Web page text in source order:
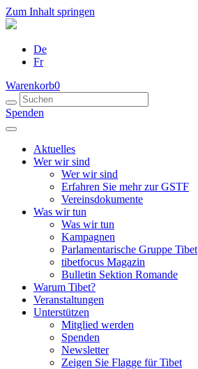
Zum Inhalt springen
De
Fr
Warenkorb0
Spenden
Aktuelles
Wer wir sind
Wer wir sind
Erfahren Sie mehr zur GSTF
Vereinsdokumente
Was wir tun
Was wir tun
Kampagnen
Parlamentarische Gruppe Tibet
tibetfocus Magazin
Bulletin Sektion Romande
Warum Tibet?
Veranstaltungen
Unterstützen
Mitglied werden
Spenden
Newsletter
Zeigen Sie Flagge für Tibet